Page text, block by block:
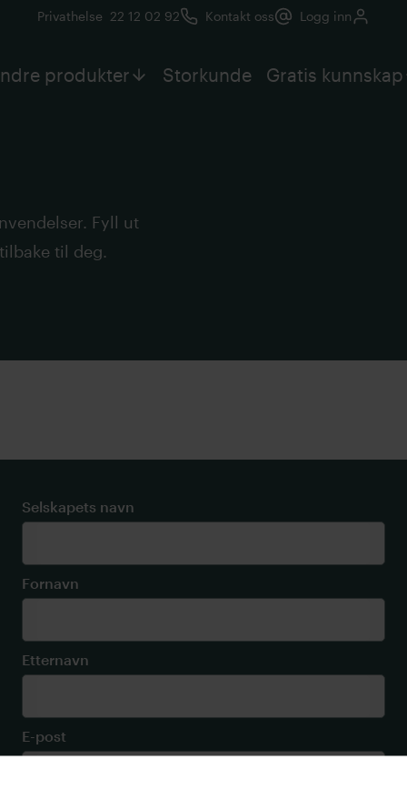
Privathelse 22 12 02 92 Kontakt oss Logg inn
produkter Storkunde Gratis kunnskap
Fyll ut
til deg.
Selskapets navn
Fornavn
Etternavn
E-post